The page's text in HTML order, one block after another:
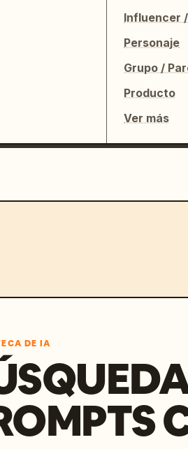
Influencer
Personaje
Grupo /
Producto
Ver más
DE IA